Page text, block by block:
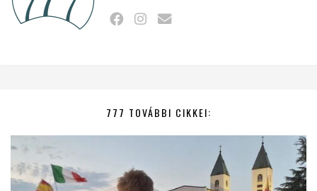
777 TOVÁBBI CIKKEI: